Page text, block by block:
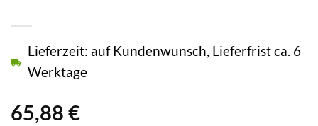
65,88 €
Lieferzeit: auf Kundenwunsch, Lieferfrist ca. 6
Werktage